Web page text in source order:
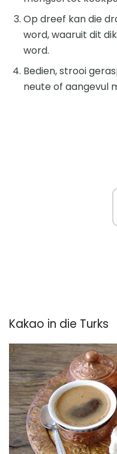
Op dreef kan die
word, waaruit dit
word.
Bedien, strooi
neute of aangevul
Kakao in die Turks